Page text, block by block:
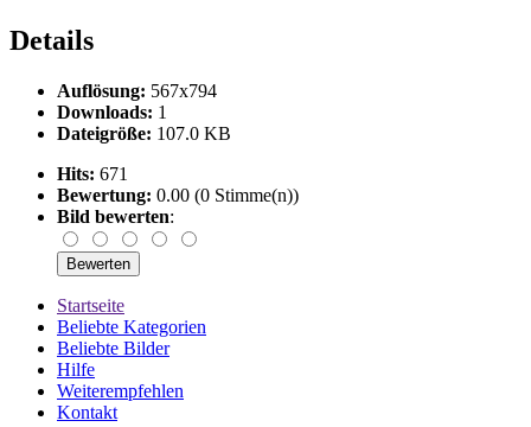
Details
Auflösung: 567x794
Downloads: 1
Dateigröße: 107.0 KB
Hits: 671
Bewertung: 0.00 (0 Stimme(n))
Bild bewerten:
Startseite
Beliebte Kategorien
Beliebte Bilder
Hilfe
Weiterempfehlen
Kontakt